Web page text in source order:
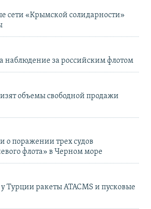
сети «Крымской солидарности»
наблюдение за российским флотом
объемы свободной продажи
о поражении трех судов
флота» в Черном море
Турции ракеты ATACMS и пусковые